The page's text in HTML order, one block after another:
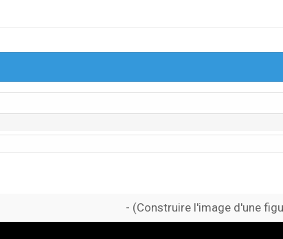
Construire l'image d'une